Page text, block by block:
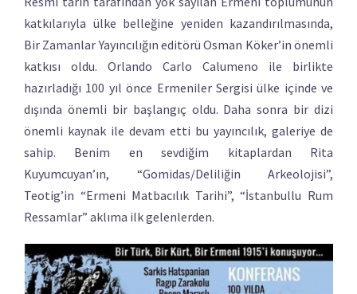
katkılarıyla ülke belleğine yeniden kazandırılmasında,
Bir Zamanlar Yayıncılığın editörü Osman Köker’in önemli
katkısı oldu. Orlando Carlo Calumeno ile birlikte
hazırladığı 100 yıl önce Ermeniler Sergisi ülke içinde ve
dışında önemli bir başlangıç oldu. Daha sonra bir dizi
önemli kaynak ile devam etti bu yayıncılık, galeriye de
sahip. Benim en sevdiğim kitaplardan Rita
Kuyumcuyan’ın, “Gomidas/Deliliğin Arkeolojisi”,
Teotig’in “Ermeni Matbacılık Tarihi”, “İstanbullu Rum
Ressamlar” aklıma ilk gelenlerden.